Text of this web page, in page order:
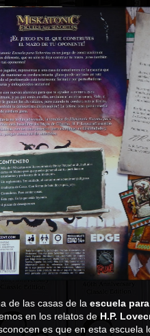
de las casas de la escuela
en los relatos de H.P.
es que en esta escuela